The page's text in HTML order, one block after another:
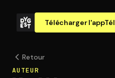
Télécharger l'app
Retour
AUTEUR